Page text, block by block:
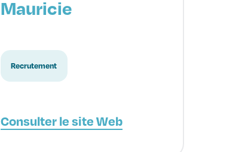
Mauricie
Recrutement
Consulter le site Web